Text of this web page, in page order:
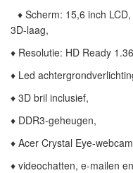
♦ Scherm: 15,6 inch
3D-laag,
♦ Resolutie: HD Ready
♦ Led
♦ 3D bril inclusief,
♦ DDR3-geheugen,
♦ Acer Crystal Eye-
♦ videochatten, e-mailen